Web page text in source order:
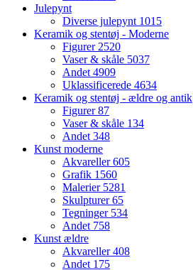
Julepynt
Diverse julepynt 1015
Keramik og stentøj - Moderne
Figurer 2520
Vaser & skåle 5037
Andet 4909
Uklassificerede 4634
Keramik og stentøj - ældre og antik
Figurer87
Vaser & skåle 134
Andet 348
Kunst moderne
Akvareller605
Grafik 1560
Malerier 5281
Skulpturer65
Tegninger 534
Andet 758
Kunst ældre
Akvareller408
Andet 175